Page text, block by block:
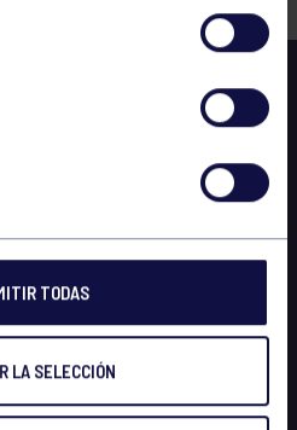
TODAS
LA SELECCIÓN